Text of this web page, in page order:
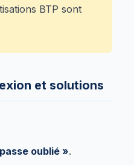
BTP sont
et solutions
oublié ».